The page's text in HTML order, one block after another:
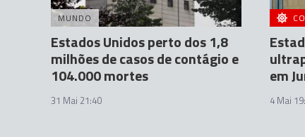
MUNDO
Estados Unidos perto dos 1,8
milhões de casos de contágio e
104.000 mortes
31 Mai 21:40
em
4 Mai